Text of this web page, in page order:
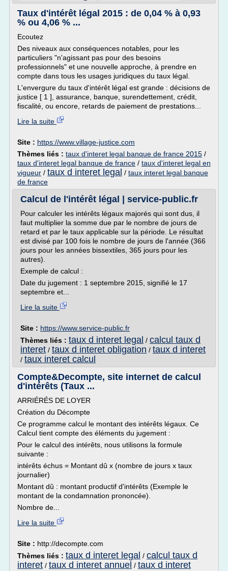
Taux d'intérêt légal 2015 : de 0,04 % à 0,93
% ou 4,06 % ...
Ecoutez
Des niveaux aux conséquences notables, pour les
particuliers "n'agissant pas pour des besoins
professionnels" et une nouvelle approche, à prendre en
compte dans tous les usages juridiques du taux légal.
L'envergure du taux d'intérêt légal est grande : décisions de
justice [ 1 ], assurance, banque, surendettement, crédit,
fiscalité, ou encore, retards de paiement de prestations...
Lire la suite
Site : https://www.village-justice.com
Thèmes liés : taux d'interet legal banque de france 2015 /
taux d'interet legal banque de france / taux d'interet legal en
vigueur / taux d interet legal / taux interet legal banque
de france
Calcul de l'intérêt légal | service-public.fr
Pour calculer les intérêts légaux majorés qui sont dus, il
faut multiplier la somme due par le nombre de jours de
retard et par le taux applicable sur la période. Le résultat
est divisé par 100 fois le nombre de jours de l'année (366
jours pour les années bissextiles, 365 jours pour les
autres).
Exemple de calcul :
Date du jugement : 1 septembre 2015, signifié le 17
septembre et...
Lire la suite
Site : https://www.service-public.fr
Thèmes liés : taux d interet legal / calcul taux d
interet / taux d interet obligation / taux d interet
/ taux interet calcul
Compte&Decompte, site internet de calcul
d'intérêts (Taux ...
ARRIÉRÉS DE LOYER
Création du Décompte
Ce programme calcul le montant des intérêts légaux. Ce
Calcul tient compte des éléments du jugement :
Pour le calcul des intérêts, nous utilisons la formule
suivante :
intérêts échus = Montant dû x (nombre de jours x taux
journalier)
Montant dû : montant productif d'intérêts (Exemple le
montant de la condamnation prononcée).
Nombre de...
Lire la suite
Site : http://decompte.com
Thèmes liés : taux d interet legal / calcul taux d
interet / taux d interet annuel / taux d interet